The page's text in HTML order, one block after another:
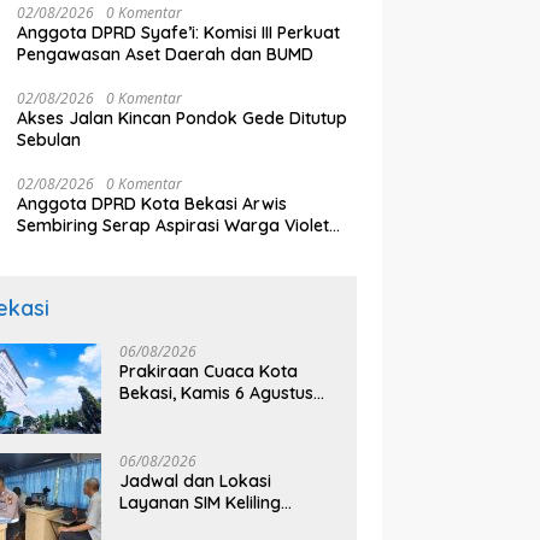
Korban Kereta
Timur: Kami Ingin
Sistem Keselamatan
Sampaikan Sejumlah Tuntutan
02/08/2026 0 Komentar
Anggota DPRD Syafe’i: Komisi III Perkuat
Pengawasan Aset Daerah dan BUMD
02/08/2026 0 Komentar
Akses Jalan Kincan Pondok Gede Ditutup
Sebulan
02/08/2026 0 Komentar
Anggota DPRD Kota Bekasi Arwis
Sembiring Serap Aspirasi Warga Violet
06/08/2026
Prakiraan Cuaca Kota
Bekasi, Kamis 6 Agustus
06/08/2026
Jadwal dan Lokasi
Layanan SIM Keliling